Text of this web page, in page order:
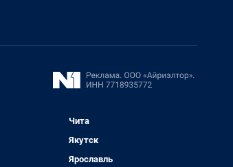
Чита
Якутск
Ярославль